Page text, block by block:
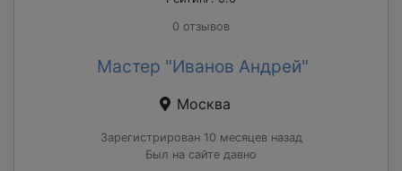
0 отзывов
Мастер "Иванов Андрей"
Москва
Зарегистрирован 10 месяцев назад
Был на сайте давно